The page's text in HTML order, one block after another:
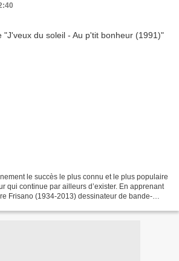
le succès le plus connu et le plus populaire
qui continue par ailleurs d’exister. En apprenant
Frisano (1934-2013) dessinateur de bande-